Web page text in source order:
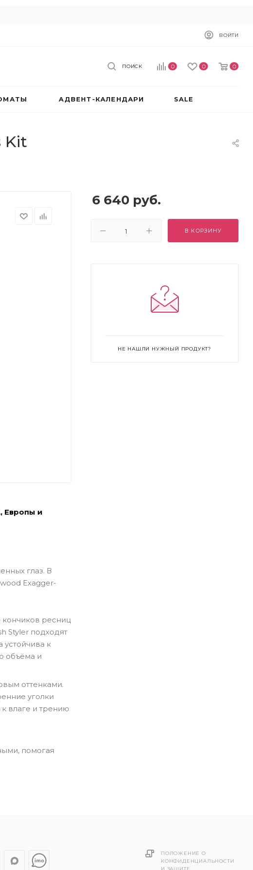
ВОЙТИ
0 0 0
ПОИСК
АДВЕНТ-КАЛЕНДАРИ SALE
Kit
Европы и
глаз. В
Exagger-
кончиков ресниц
Styler подходят
устойчива к
объёма и
оттенками.
уголки
к влаге и трению
помогая
6 640 руб.
В КОРЗИНУ
НЕ НАШЛИ НУЖНЫЙ ПРОДУКТ?
ПОЛОЖЕНИЕ О
КОНФИДЕНЦИАЛЬНОСТИ